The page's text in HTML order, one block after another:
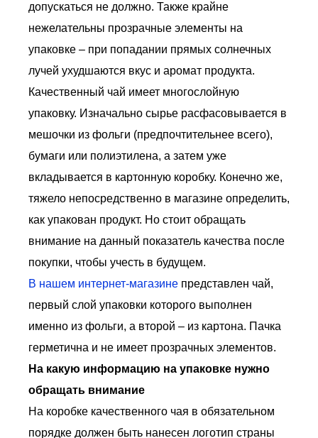
допускаться не должно. Также крайне
нежелательны прозрачные элементы на
упаковке – при попадании прямых солнечных
лучей ухудшаются вкус и аромат продукта.
Качественный чай имеет многослойную
упаковку. Изначально сырье расфасовывается в
мешочки из фольги (предпочтительнее всего),
бумаги или полиэтилена, а затем уже
вкладывается в картонную коробку. Конечно же,
тяжело непосредственно в магазине определить,
как упакован продукт. Но стоит обращать
внимание на данный показатель качества после
покупки, чтобы учесть в будущем.
В нашем интернет-магазине представлен чай,
первый слой упаковки которого выполнен
именно из фольги, а второй – из картона. Пачка
герметична и не имеет прозрачных элементов.
На какую информацию на упаковке нужно
обращать внимание
На коробке качественного чая в обязательном
порядке должен быть нанесен логотип страны